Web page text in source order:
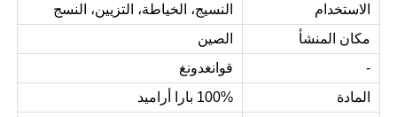
الاستخدام
النسيج، الخياطة، التزيين، النسج
مكان المنشأ
الصين
-
قوانغدونغ
المادة
100% بارا أراميد